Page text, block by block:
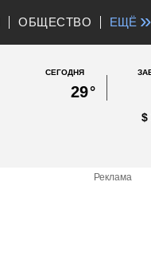
ОБЩЕСТВО ЕЩЁ »
СЕГОДНЯ
29°
$
Реклама